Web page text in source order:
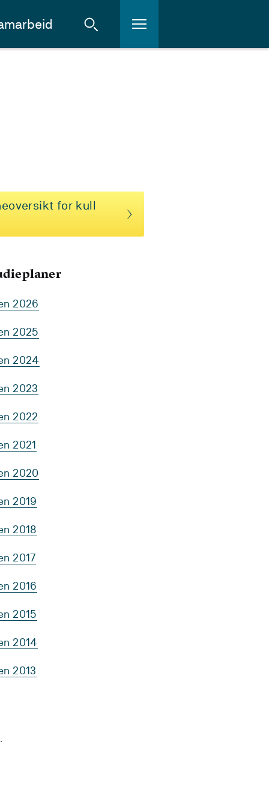
for kull
2026
2025
2024
2023
2022
2021
2020
2019
2018
2017
2016
2015
2014
2013